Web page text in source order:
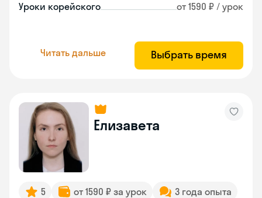
Уроки корейского от 1590 ₽ / урок
Читать дальше Выбрать время
Елизавета
5 от 1590 ₽ за урок 3 года опыта